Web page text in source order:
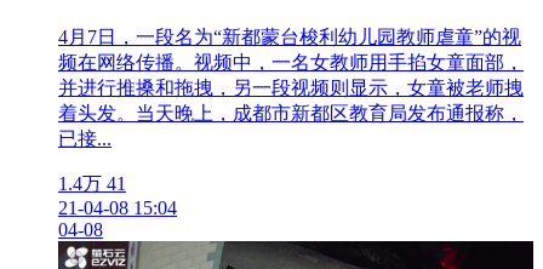
4月7日，一段名为“新都蒙台梭利幼儿园教师虐童”的视
频在网络传播。视频中，一名女教师用手掐女童面部，
并进行推搡和拖拽，另一段视频则显示，女童被老师拽
着头发。当天晚上，成都市新都区教育局发布通报称，
已接...
1.4万 41
21-04-08 15:04
04-08